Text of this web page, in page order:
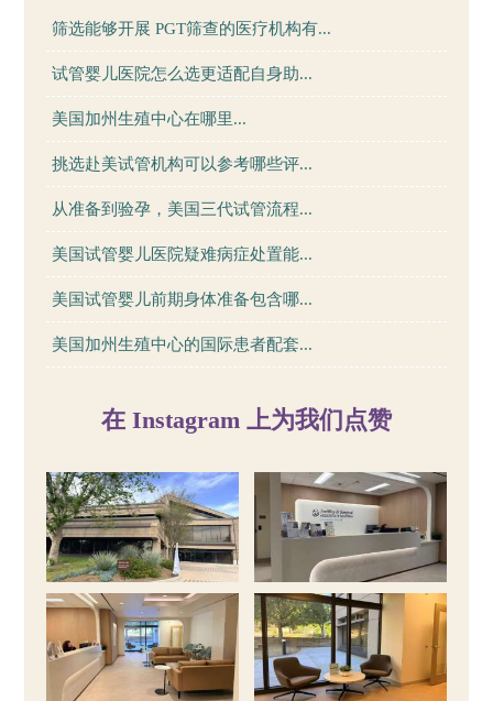
筛选能够开展 PGT筛查的医疗机构有...
试管婴儿医院怎么选更适配自身助...
美国加州生殖中心在哪里...
挑选赴美试管机构可以参考哪些评...
从准备到验孕，美国三代试管流程...
美国试管婴儿医院疑难病症处置能...
美国试管婴儿前期身体准备包含哪...
美国加州生殖中心的国际患者配套...
在 Instagram 上为我们点赞